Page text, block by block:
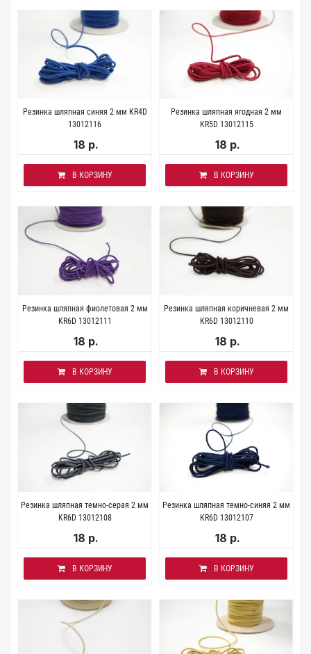
Резинка шляпная синяя 2 мм KR4D
13012116
18 р.
В КОРЗИНУ
Резинка шляпная ягодная 2 мм
KR5D 13012115
18 р.
В КОРЗИНУ
Резинка шляпная фиолетовая 2 мм
KR6D 13012111
18 р.
В КОРЗИНУ
Резинка шляпная коричневая 2 мм
KR6D 13012110
18 р.
В КОРЗИНУ
Резинка шляпная темно-серая 2 мм
KR6D 13012108
18 р.
В КОРЗИНУ
Резинка шляпная темно-синяя 2 мм
KR6D 13012107
18 р.
В КОРЗИНУ